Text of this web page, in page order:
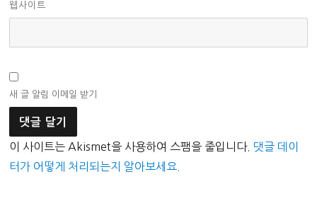
웹사이트
새 글 알림 이메일 받기
이 사이트는 Akismet을 사용하여 스팸을 줄입니다. 댓글 데이
터가 어떻게 처리되는지 알아보세요.